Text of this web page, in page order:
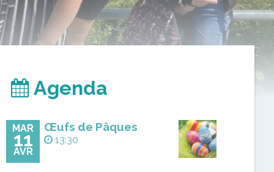
Agenda
MAR
11
AVR
Œufs de Pâques
13:30